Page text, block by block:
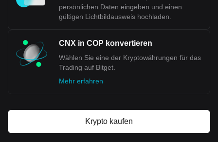
persönlichen Daten eingeben und einen
gültigen Lichtbildausweis hochladen.
CNX in COP konvertieren
Wählen Sie eine der Kryptowährungen für das
Trading auf Bitget.
Mehr erfahren
Krypto kaufen